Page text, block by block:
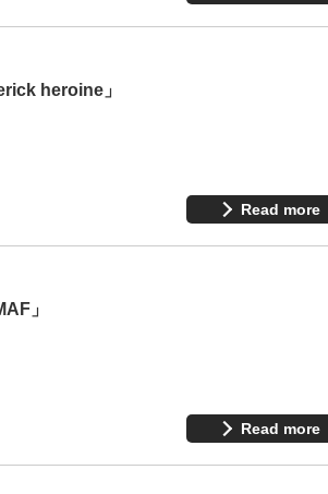
heroine」
Read more
」
Read more